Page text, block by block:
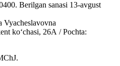
Berilgan sanasi 13-avgust
Vyacheslavovna
ko‘chasi, 26А / Pochta: